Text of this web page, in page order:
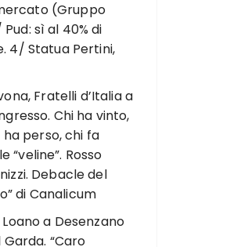
(Gruppo
sì al 40% di
4/ Statua Pertini,
Fratelli d’Italia a
Chi ha vinto,
ha perso, chi fa
“veline”. Rosso
Debacle del
di Canalicum
Loano a Desenzano
Garda. “Caro